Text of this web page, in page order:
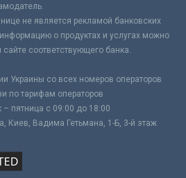
не является рекламой банковских
о продуктах и услугах можно
соответствующего банка.
Украины со всех номеров операторов
по тарифам операторов
– пятница с 09:00 до 18:00
Киев, Вадима Гетьмана, 1-Б, 3-й этаж